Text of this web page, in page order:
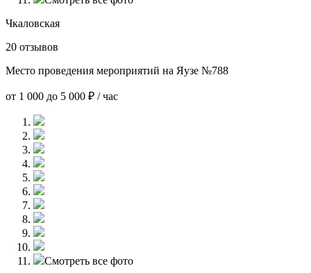
Чкаловская
20 отзывов
Место проведения мероприятий на Яузе №788
от 1 000 до 5 000 ₽ / час
Смотреть все фото